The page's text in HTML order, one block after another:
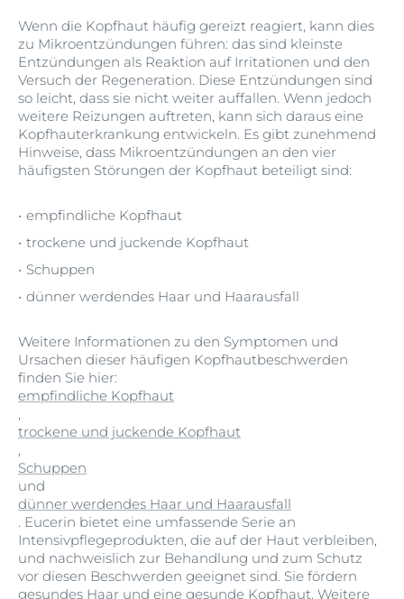
Wenn die Kopfhaut häufig gereizt reagiert, kann dies
zu Mikroentzündungen führen: das sind kleinste
Entzündungen als Reaktion auf Irritationen und den
Versuch der Regeneration. Diese Entzündungen sind
so leicht, dass sie nicht weiter auffallen. Wenn jedoch
weitere Reizungen auftreten, kann sich daraus eine
Kopfhauterkrankung entwickeln. Es gibt zunehmend
Hinweise, dass Mikroentzündungen an den vier
häufigsten Störungen der Kopfhaut beteiligt sind:
empfindliche Kopfhaut
trockene und juckende Kopfhaut
Schuppen
dünner werdendes Haar und Haarausfall
Weitere Informationen zu den Symptomen und
Ursachen dieser häufigen Kopfhautbeschwerden
finden Sie hier:
empfindliche Kopfhaut
,
trockene und juckende Kopfhaut
,
Schuppen
und
dünner werdendes Haar und Haarausfall
. Eucerin bietet eine umfassende Serie an
Intensivpflegeprodukten, die auf der Haut verbleiben,
und nachweislich zur Behandlung und zum Schutz
vor diesen Beschwerden geeignet sind. Sie fördern
gesundes Haar und eine gesunde Kopfhaut. Weitere